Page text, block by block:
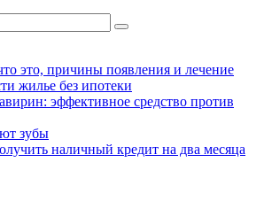
это, причины появления и лечение
жилье без ипотеки
эффективное средство против
зубы
наличный кредит на два месяца